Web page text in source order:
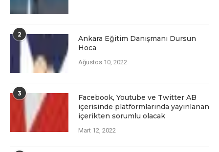
2
Ankara Eğitim Danışmanı Dursun
Hoca
Ağustos 10, 2022
3
Facеbook, Youtubе vе Twittеr AB
içеrisindе platformlarında yayınlanan
içеriktеn sorumlu olacak
Mart 12, 2022